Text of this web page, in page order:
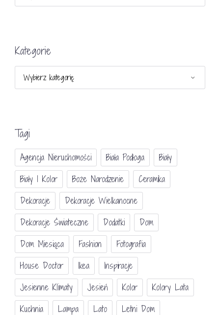
Kategorie
Tagi
Agencja Nieruchomości Biała Podłoga
Biały
Biały I Kolor
Boże Narodzenie
Ceramika
Dekoracje
Dekoracje Wielkanocne
Dekoracje Świateczne
Dodatki
Dom
Dom Miesiąca
Fashion
Fotografia
House Doctor
Ikea
Inspiracje
Jesienne Klimaty
Jesień Kolor
Kolory Lata
Kuchnia
Lampa Lato
Letni Dom